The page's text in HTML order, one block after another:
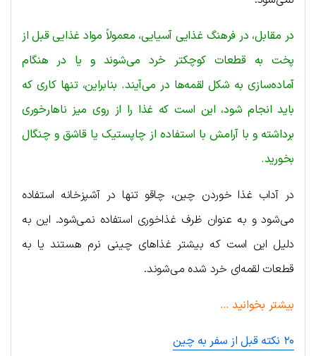
در مقابل، در فرهنگ غذایی آسیایی، معمولاً مواد غذایی قبل از
پخت به قطعات کوچکتر خرد می‌شوند و یا در هنگام
آماده‌سازی به شکل لقمه‌ها در می‌آیند. بنابراین، تنها کاری که
باید انجام شود، این است که غذا را از روی میز ناهارخوری
برداشته و با آرامش با استفاده از چاپستیک یا قاشق و چنگال
بخورید.
در آداب غذا خوردن چین، چاقو تنها در آشپزخانه استفاده
می‌شود و به عنوان ظرف غذاخوری استفاده نمی‌شود. این به
دلیل این است که بیشتر غذاهای چینی نرم هستند یا به
قطعات لقمه‌ای خرد شده می‌شوند.
بیشتر بخوانید …
۲۰ نکته قبل از سفر به چین